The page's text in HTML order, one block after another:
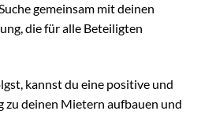
gemeinsam mit deinen
die für alle Beteiligten
kannst du eine positive und
zu deinen Mietern aufbauen und